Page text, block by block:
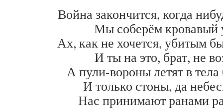
Война закончится, когда
Мы соберём кровавый
Ах, как не хочется, убитым
И ты на это, брат, не
А пули-вороны летят в
И только стоны, да
Нас принимают ранами